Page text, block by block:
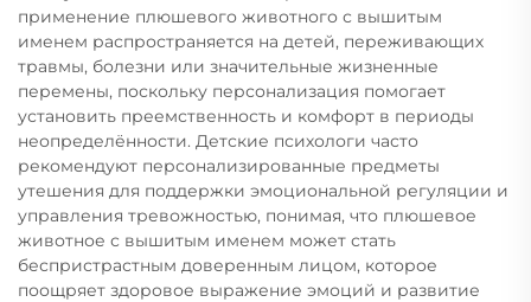
применение плюшевого животного с вышитым
именем распространяется на детей, переживающих
травмы, болезни или значительные жизненные
перемены, поскольку персонализация помогает
установить преемственность и комфорт в периоды
неопределённости. Детские психологи часто
рекомендуют персонализированные предметы
утешения для поддержки эмоциональной регуляции и
управления тревожностью, понимая, что плюшевое
животное с вышитым именем может стать
беспристрастным доверенным лицом, которое
поощряет здоровое выражение эмоций и развитие